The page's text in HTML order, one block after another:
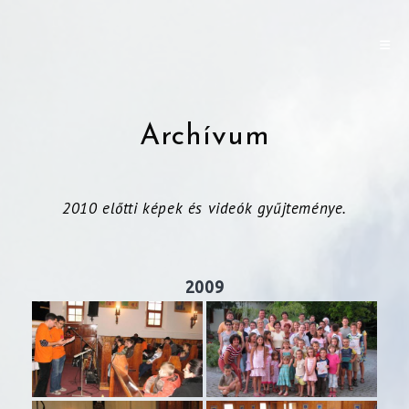
Archívum
2010 előtti képek és videók gyűjteménye.
2009